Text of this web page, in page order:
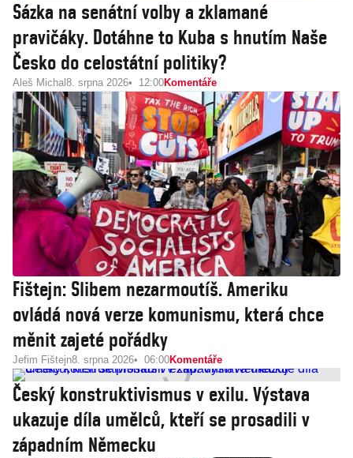
Sázka na senátní volby a zklamané
pravičáky. Dotáhne to Kuba s hnutím Naše
Česko do celostátní politiky?
Aleš Michal 8. srpna 2026 12:00Komentáře
Fištejn: Slibem nezarmoutíš. Ameriku
ovládá nová verze komunismu, která chce
měnit zajeté pořádky
Jefim Fištejn8. srpna 2026 06:00Komentáře
Český konstruktivismus v exilu. Výstava
ukazuje díla umělců, kteří se prosadili v
západním Německu